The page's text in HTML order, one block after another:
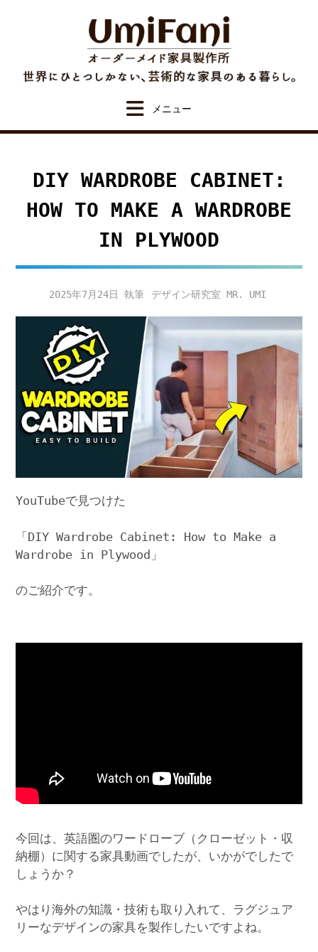
DIY WARDROBE CABINET:
HOW TO MAKE A WARDROBE
IN PLYWOOD
2025年7月24日 デザイン研究室 MR. UMI
YouTubeで見つけた
「DIY Wardrobe Cabinet: How to Make a
Wardrobe in Plywood」
のご紹介です。
今回は、英語圏のワードローブ（クローゼット・収
納棚）に関する家具動画でしたが、いかがでしたで
しょうか？
やはり海外の知識・技術も取り入れて、ラグジュア
リーなデザインの家具を製作したいですよね。